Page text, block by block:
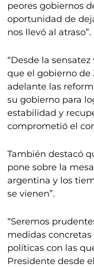
peores gobiernos
oportunidad de
nos llevó al atraso”.
“Desde la
que el gobierno de
adelante las
su gobierno para
estabilidad y
comprometió el
También destacó
pone sobre la
argentina y los
se vienen”.
“Seremos
medidas concretas
políticas con las
Presidente desde